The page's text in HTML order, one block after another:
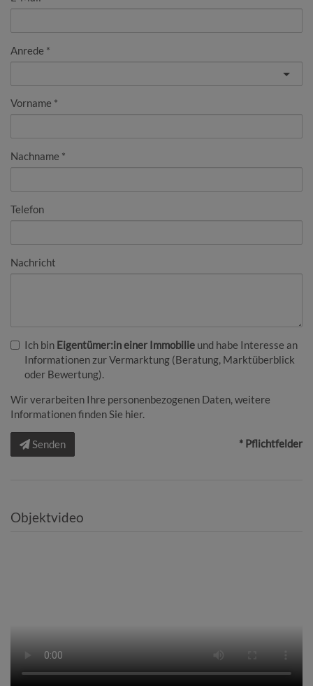
Anrede
Vorname
Nachname
Telefon
Nachricht
Ich bin Eigentümer:in einer Immobilie und habe Interesse an
Informationen zur Vermarktung (Beratung, Marktüberblick
oder Bewertung).
Wir verarbeiten Ihre personenbezogenen Daten, weitere
Informationen finden Sie hier.
Senden * Pflichtfelder
Objektvideo